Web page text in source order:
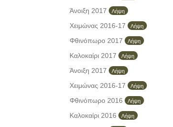
Άνοιξη 2017 Λήψη
Χειμώνας 2016-17 Λήψη
Φθινόπωρο 2017 Λήψη
Καλοκαίρι 2017 Λήψη
Άνοιξη 2017 Λήψη
Χειμώνας 2016-17 Λήψη
Φθινόπωρο 2016 Λήψη
Καλοκαίρι 2016 Λήψη